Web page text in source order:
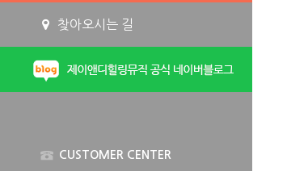
찾아오시는 길
CUSTOMER CENTER